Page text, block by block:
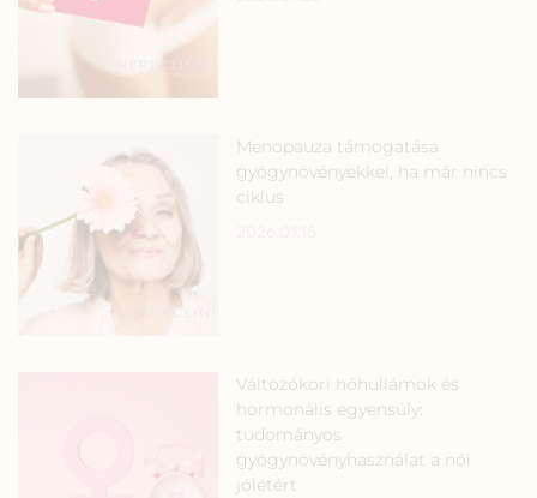
Menopauza támogatása
gyógynövényekkel, ha már nincs
ciklus
Változókori hőhullámok és
hormonális egyensúly:
tudományos
gyógynövényhasználat a női
jólétért